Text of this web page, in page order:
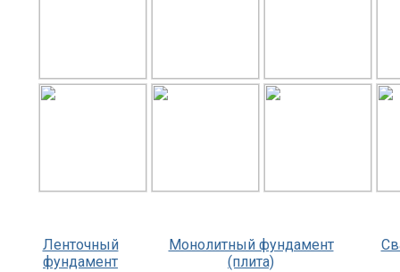
Ленточный
фундамент
Монолитный фундамент
(плита)